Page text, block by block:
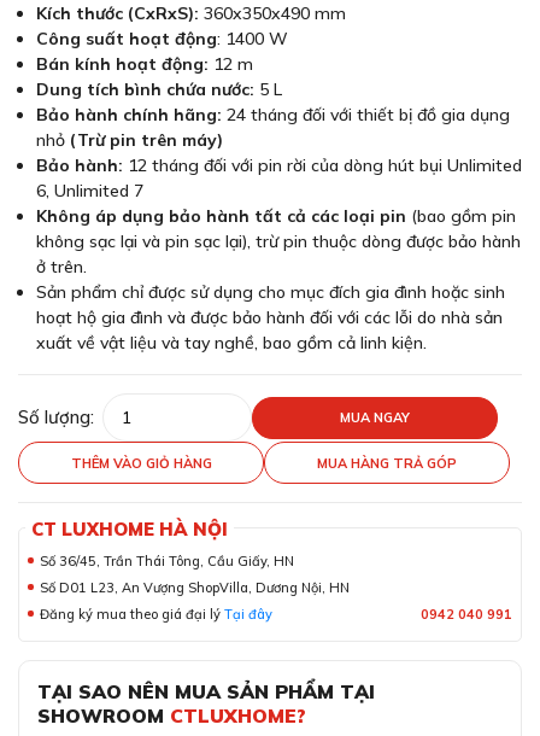
Kích thước (CxRxS): 360x350x490 mm
Công suất hoạt động: 1400 W
Bán kính hoạt động: 12 m
Dung tích bình chứa nước: 5 L
Bảo hành chính hãng: 24 tháng đối với thiết bị đồ gia dụng
nhỏ (Trừ pin trên máy)
Bảo hành: 12 tháng đối với pin rời của dòng hút bụi Unlimited
6, Unlimited 7
Không áp dụng bảo hành tất cả các loại pin (bao gồm pin
không sạc lại và pin sạc lại), trừ pin thuộc dòng được bảo hành
ở trên.
Sản phẩm chỉ được sử dụng cho mục đích gia đình hoặc sinh
hoạt hộ gia đình và được bảo hành đối với các lỗi do nhà sản
xuất về vật liệu và tay nghề, bao gồm cả linh kiện.
Số lượng: MUA NGAY
THÊM VÀO GIỎ HÀNG MUA HÀNG TRẢ GÓP
CT LUXHOME HÀ NỘI
Số 36/45, Trần Thái Tông, Cầu Giấy, HN
Số D01 L23, An Vượng ShopVilla, Dương Nội, HN
Đăng ký mua theo giá đại lý Tại đây 0942 040 991
TẠI SAO NÊN MUA SẢN PHẨM TẠI
SHOWROOM CTLUXHOME?